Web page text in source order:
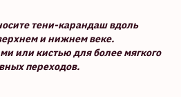
тени-карандаш вдоль
и нижнем веке.
или кистью для более мягкого
переходов.